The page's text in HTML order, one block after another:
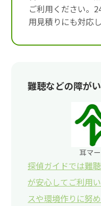
ご利用ください。
用見積りにも対応
難聴などの障が
探偵ガイドでは難
が安心してご利用
スや環境作りに努め